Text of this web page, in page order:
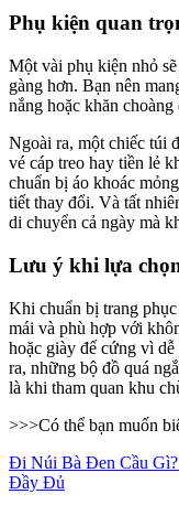
Phụ kiện quan
Một vài phụ kiện nhỏ
gàng hơn. Bạn nên
nắng hoặc khăn
Ngoài ra, một chiếc túi
vé cáp treo hay tiền lẻ
chuẩn bị áo khoác
tiết thay đổi. Và tất
di chuyển cả ngày mà
Lưu ý khi lựa
Khi chuẩn bị trang
mái và phù hợp với
hoặc giày đế cứng vì
ra, những bộ đồ quá
là khi tham quan khu
>>>Có thể bạn muốn
Đi Núi Bà Đen Cầu
Đầy Đủ